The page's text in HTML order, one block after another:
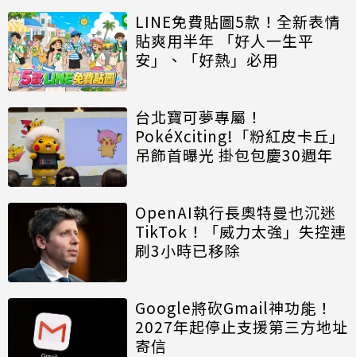
LINE免費貼圖5款！全新表情
貼爽用半年 「好人一生平
安」、「好熱」必用
台北寶可夢專屬！
PokéXciting!「粉紅皮卡丘」
吊飾首曝光 掛包包慶30週年
OpenAI執行長奧特曼也沉迷
TikTok！「威力太強」失控連
刷3小時已移除
Google將砍Gmail神功能！
2027年起停止支援第三方地址
寄信